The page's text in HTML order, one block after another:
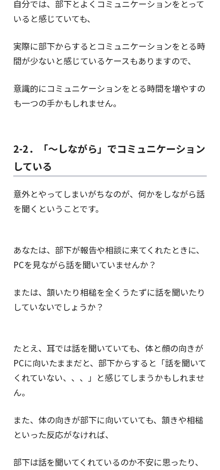
自分では、部下とよくコミュニケーションをとって
いると感じていても、
実際に部下からするとコミュニケーションをとる時
間が少ないと感じているケースもありますので、
意識的にコミュニケーションをとる時間を増やすの
も一つの手かもしれません。
2-2．「～しながら」でコミュニケーション
している
意外とやってしまいがちなのが、何かをしながら話
を聞くということです。
あなたは、部下が報告や相談に来てくれたときに、
PCを見ながら話を聞いていませんか？
または、頷いたり相槌を全くうたずに話を聞いたり
していないでしょうか？
たとえ、耳では話を聞いていても、体と顔の向きが
PCに向いたままだと、部下からすると「話を聞いて
くれていない、、、」と感じてしまうかもしれませ
ん。
また、体の向きが部下に向いていても、頷きや相槌
といった反応がなければ、
部下は話を聞いてくれているのか不安に思ったり、